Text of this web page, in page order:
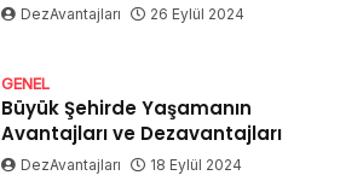
DezAvantajları 26 Eylül 2024
GENEL
Büyük Şehirde Yaşamanın
Avantajları ve Dezavantajları
DezAvantajları 18 Eylül 2024